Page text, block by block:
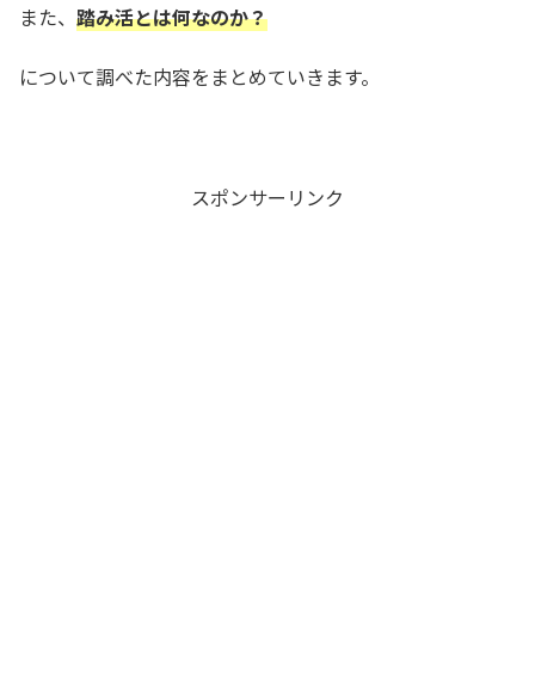
また、 踏み活とは何なのか？
について調べた内容をまとめていきます。
スポンサーリンク